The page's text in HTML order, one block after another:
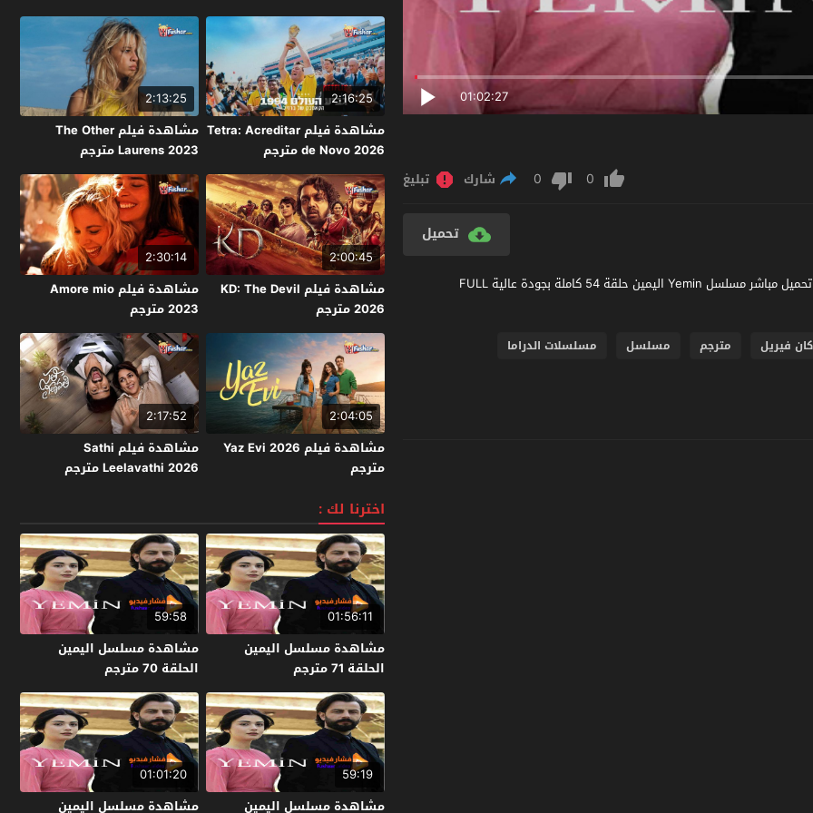
01:02:27
0
0 شارك تبليغ
تحميل
مشاهدة مسلسل اليمين الحلقة 54 مترجم عربي اون لاين مشاهدة و تحميل مباشر مسلسل Yemin اليمين حلقة 54 كاملة بجودة عالية FULL
كان فيريل مترجم مسلسل
مسلسلات الدراما
2:16:25
مشاهدة فيلم Tetra: Acreditar
de Novo 2026 مترجم
2:13:25
مشاهدة فيلم The Other
Laurens 2023 مترجم
2:00:45
مشاهدة فيلم KD: The Devil
2026 مترجم
2:30:14
مشاهدة فيلم Amore mio
2023 مترجم
2:04:05
مشاهدة فيلم Yaz Evi 2026
مترجم
2:17:52
مشاهدة فيلم Sathi
Leelavathi 2026 مترجم
اخترنا لك :
01:56:11
مشاهدة مسلسل اليمين
الحلقة 71 مترجم
59:58
مشاهدة مسلسل اليمين
الحلقة 70 مترجم
59:19
مشاهدة مسلسل اليمين
01:01:20
مشاهدة مسلسل اليمين